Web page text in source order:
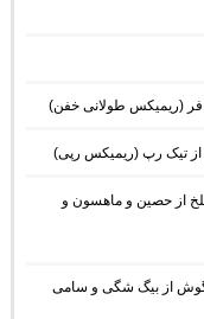
از تیک رپ (ریمیکس رپی)
از حصین و ماهسون و
گوش از بیگ شگی و سامی